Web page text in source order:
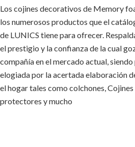
Los cojines decorativos de Memory
los numerosos productos que el
de LUNICS tiene para ofrecer.
el prestigio y la confianza de la cual
compañía en el mercado actual,
elogiada por la acertada elaboración
el hogar tales como colchones,
protectores y mucho